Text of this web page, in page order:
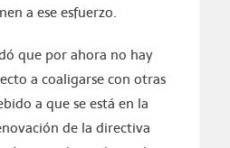
a ese esfuerzo.
que por ahora no hay
a coaligarse con otras
a que se está en la
de la directiva